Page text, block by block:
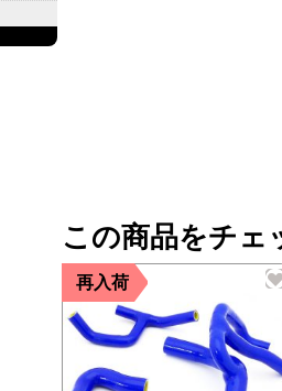
この商品をチ
再入荷